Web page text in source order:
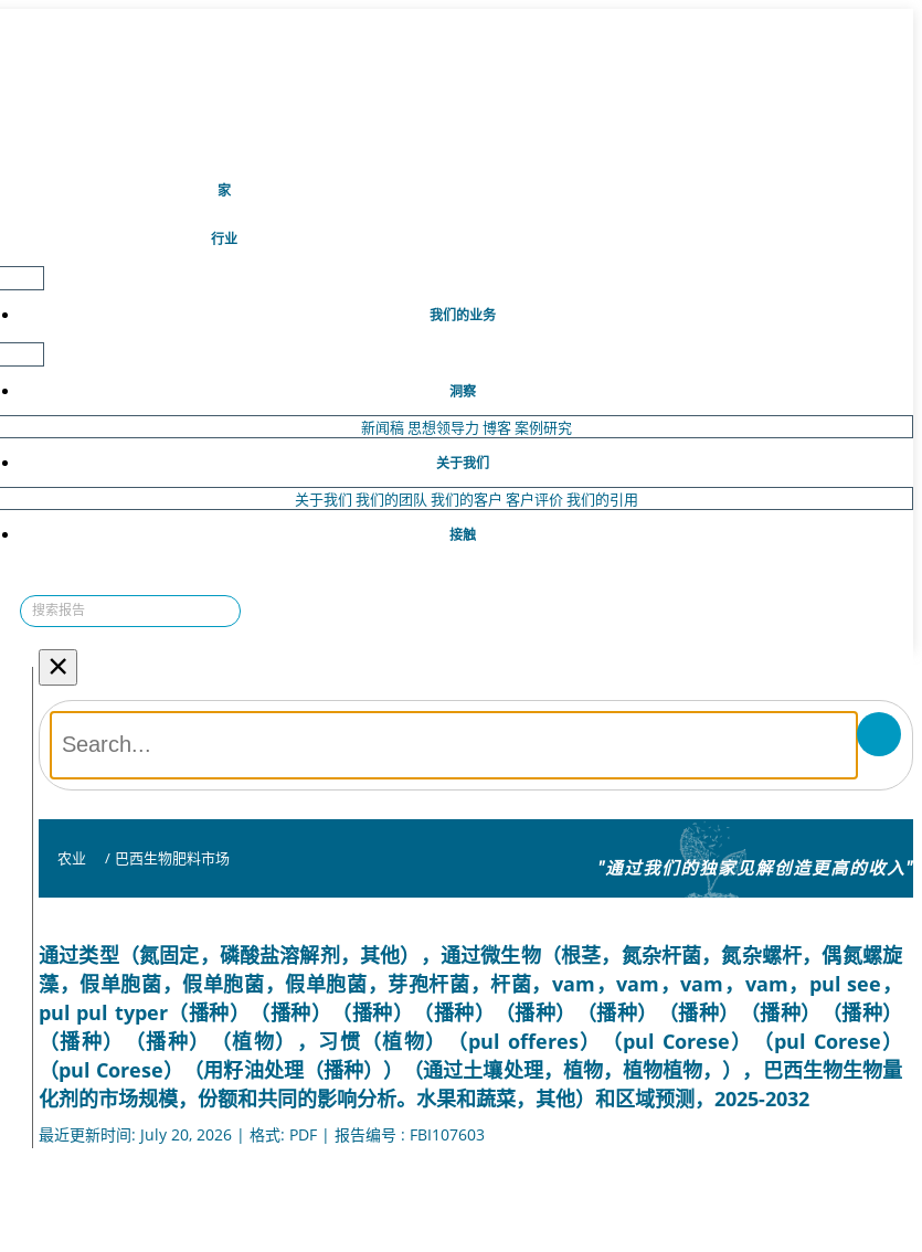
家(当前的)
行业
我们的业务
洞察
新闻稿 思想领导力 博客案例研究
关于我们
关于我们 我们的团队 我们的客户 客户评价我们的引用
接触
×
农业 / 巴西生物肥料市场 "通过我们的独家见解创造更高的收入"
通过类型（氮固定，磷酸盐溶解剂，其他），通过微生物（根茎，氮杂杆菌，氮杂螺杆，偶氮螺旋
藻，假单胞菌，假单胞菌，假单胞菌，芽孢杆菌，杆菌，vam，vam，vam，vam，pul see，
pul pul typer（播种）（播种）（播种）（播种）（播种）（播种）（播种）（播种）（播种）
（播种）（播种）（植物），习惯（植物）（pul offeres）（pul Corese）（pul Corese）
（pul Corese）（用籽油处理（播种））（通过土壤处理，植物，植物植物，），巴西生物生物量
化剂的市场规模，份额和共同的影响分析。水果和蔬菜，其他）和区域预测，2025-2032
最近更新时间: July 20, 2026 | 格式: PDF | 报告编号 : FBI107603